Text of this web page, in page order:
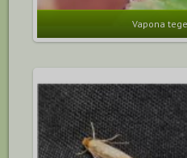
Vapona